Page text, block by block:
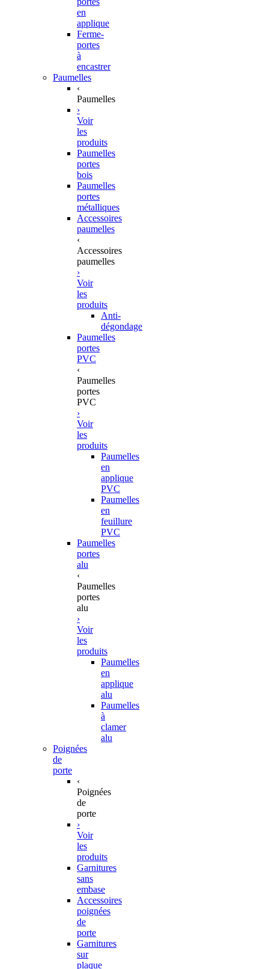
en
applique
Ferme-
portes
à
encastrer
Paumelles
‹
Paumelles
›
Voir
les
produits
Paumelles
portes
bois
Paumelles
portes
métalliques
Accessoires
paumelles
‹
Accessoires
paumelles
›
Voir
les
produits
Anti-
dégondage
Paumelles
portes
PVC
‹
Paumelles
portes
PVC
›
Voir
les
produits
Paumelles
en
applique
PVC
Paumelles
en
feuillure
PVC
Paumelles
portes
alu
‹
Paumelles
portes
alu
›
Voir
les
produits
Paumelles
en
applique
alu
Paumelles
à
clamer
alu
Poignées
de
porte
‹
Poignées
de
porte
›
Voir
les
produits
Garnitures
sans
embase
Accessoires
poignées
de
porte
Garnitures
sur
plaque